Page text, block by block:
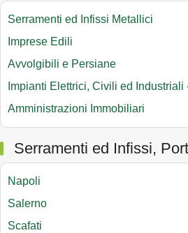
Serramenti ed Infissi Metallici
Imprese Edili
Avvolgibili e Persiane
Impianti Elettrici, Civili ed Industriali
Amministrazioni Immobiliari
Serramenti ed Infissi,
Napoli
Salerno
Scafati